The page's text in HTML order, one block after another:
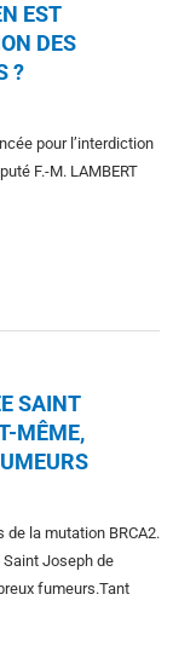
EST
DES
?
pour l’interdiction
F.-M. LAMBERT
SAINT
MÊME,
la mutation BRCA2.
Saint Joseph de
fumeurs.Tant